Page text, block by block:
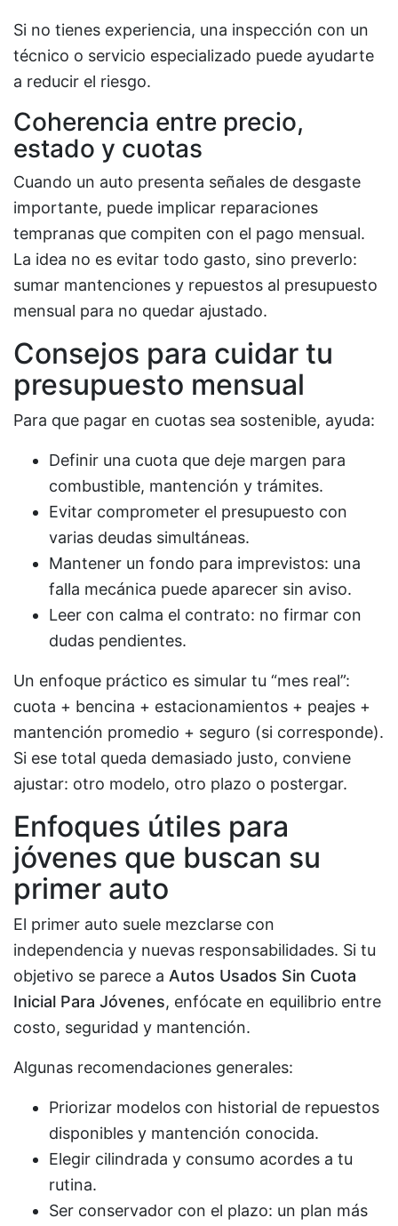
Si no tienes experiencia, una inspección con un
técnico o servicio especializado puede ayudarte
a reducir el riesgo.
Coherencia entre precio,
estado y cuotas
Cuando un auto presenta señales de desgaste
importante, puede implicar reparaciones
tempranas que compiten con el pago mensual.
La idea no es evitar todo gasto, sino preverlo:
sumar mantenciones y repuestos al presupuesto
mensual para no quedar ajustado.
Consejos para cuidar tu
presupuesto mensual
Para que pagar en cuotas sea sostenible, ayuda:
Definir una cuota que deje margen para
combustible, mantención y trámites.
Evitar comprometer el presupuesto con
varias deudas simultáneas.
Mantener un fondo para imprevistos: una
falla mecánica puede aparecer sin aviso.
Leer con calma el contrato: no firmar con
dudas pendientes.
Un enfoque práctico es simular tu “mes real”:
cuota + bencina + estacionamientos + peajes +
mantención promedio + seguro (si corresponde).
Si ese total queda demasiado justo, conviene
ajustar: otro modelo, otro plazo o postergar.
Enfoques útiles para
jóvenes que buscan su
primer auto
El primer auto suele mezclarse con
independencia y nuevas responsabilidades. Si tu
objetivo se parece a Autos Usados Sin Cuota
Inicial Para Jóvenes, enfócate en equilibrio entre
costo, seguridad y mantención.
Algunas recomendaciones generales:
Priorizar modelos con historial de repuestos
disponibles y mantención conocida.
Elegir cilindrada y consumo acordes a tu
rutina.
Ser conservador con el plazo: un plan más